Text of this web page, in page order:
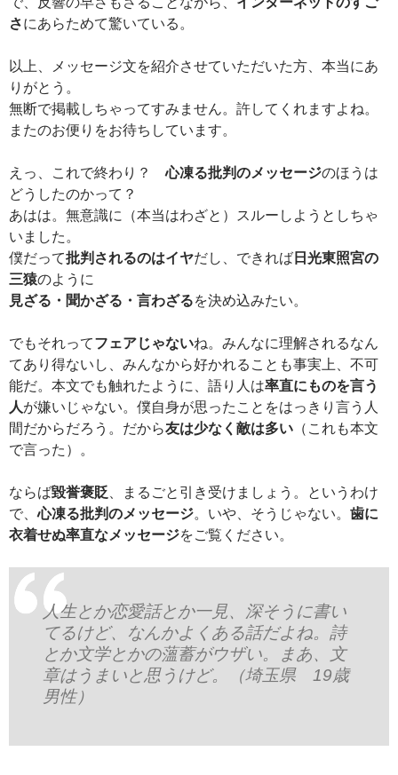
さにあらためて驚いている。
以上、メッセージ文を紹介させていただいた方、本当にあ
りがとう。
無断で掲載しちゃってすみません。許してくれますよね。
またのお便りをお待ちしています。
えっ、これで終わり？心凍る批判のメッセージのほうは
どうしたのかって？
あはは。無意識に（本当はわざと）スルーしようとしちゃ
いました。
僕だって批判されるのはイヤだし、できれば 日光東照宮の
三猿のように
見ざる・聞かざる・言わざるを決め込みたい。
でもそれってフェアじゃないね。みんなに理解されるなん
てあり得ないし、みんなから好かれることも事実上、不可
能だ。本文でも触れたように、語り人は率直にものを言う
人が嫌いじゃない。僕自身が思ったことをはっきり言う人
間だからだろう。だから友は少なく敵は多い （これも本文
で言った）。
ならば毀誉褒貶 、まるごと引き受けましょう。というわけ
で、心凍る批判のメッセージ。いや、そうじゃない。 歯に
衣着せぬ率直なメッセージをご覧ください。
人生とか恋愛話とか一見、深そうに書い
てるけど、なんかよくある話だよね。詩
とか文学とかの薀蓄がウザい。まあ、文
章はうまいと思うけど。（埼玉県 19歳
男性）